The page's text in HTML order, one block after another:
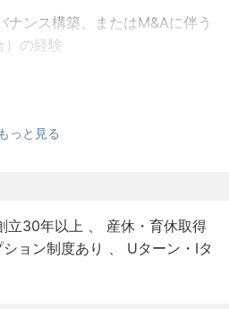
。
本全国で大量出店と物流・ITを
した効率化を追求し続けたこと
ノベーションにトライし続けて
業を目指しています。AIによ
ビジネス構造を大きく変革し、
ます。
ナンス構築、またはM&Aに伴う
）の経験
テクチャ設計・運用経験
開発・運用経験
もっと見る
立30年以上
産休・育休取得
ョン制度あり
Uターン・Iタ